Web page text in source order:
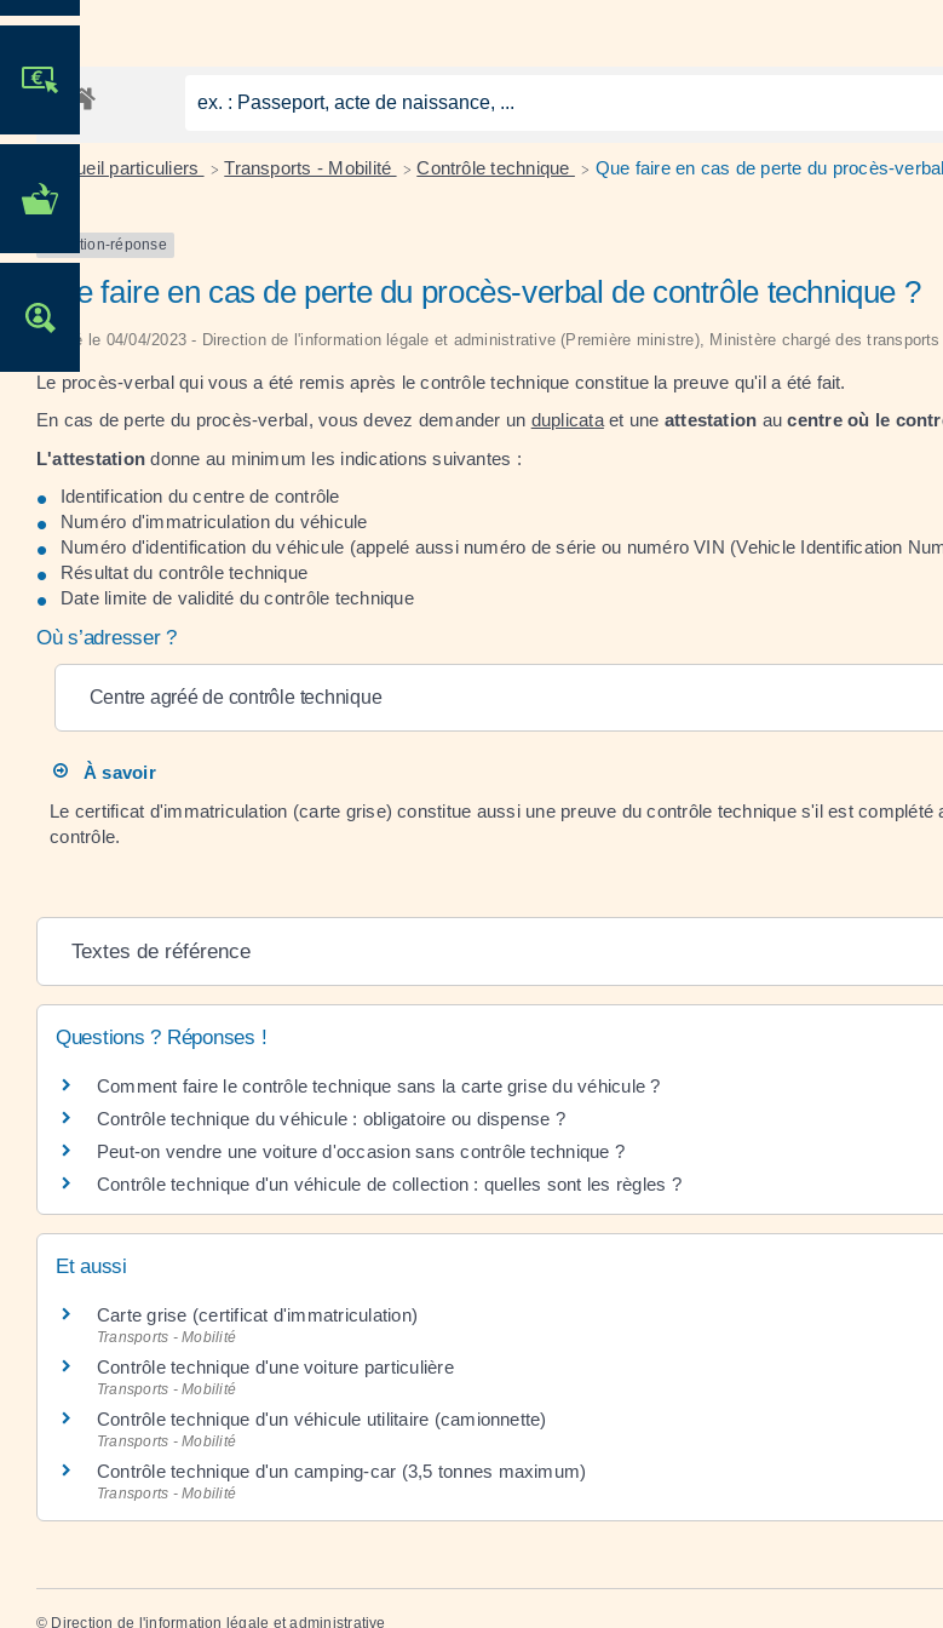
MES DÉMARCHES
Accueil particuliers > Transports - Mobilité > Contrôle technique > Que faire en cas de perte du procès-
Question-réponse
Que faire en cas de perte du procès-verbal de contrôle technique ?
Vérifié le 04/04/2023 - Direction de l'information légale et administrative (Première ministre), Ministère chargé des transports
Le procès-verbal qui vous a été remis après le contrôle technique constitue la preuve qu'il a été fait.
En cas de perte du procès-verbal, vous devez demander un duplicataet une attestation aucentre où le
L'attestation donne au minimum les indications suivantes :
Identification du centre de contrôle
Numéro d'immatriculation du véhicule
Numéro d'identification du véhicule (appelé aussi numéro de série ou numéro VIN (Vehicle Identification
Résultat du contrôle technique
Date limite de validité du contrôle technique
Où s’adresser ?
Centre agréé de contrôle technique
À savoir
Le certificat d'immatriculation (carte grise) constitue aussi une preuve du contrôle technique s'il est
contrôle.
Textes de référence
Questions ? Réponses !
Comment faire le contrôle technique sans la carte grise du véhicule ?
Contrôle technique du véhicule : obligatoire ou dispense ?
Peut-on vendre une voiture d'occasion sans contrôle technique ?
Contrôle technique d'un véhicule de collection : quelles sont les règles ?
Et aussi
Carte grise (certificat d'immatriculation)
Transports - Mobilité
Contrôle technique d'une voiture particulière
Transports - Mobilité
Contrôle technique d'un véhicule utilitaire (camionnette)
Transports - Mobilité
Contrôle technique d'un camping-car (3,5 tonnes maximum)
Transports - Mobilité
© Direction de l'information légale et administrative